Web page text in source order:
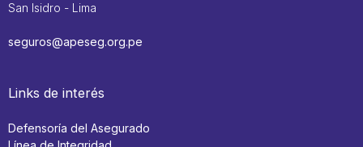
San Isidro - Lima
seguros@apeseg.org.pe
Links de interés
Defensoría del Asegurado